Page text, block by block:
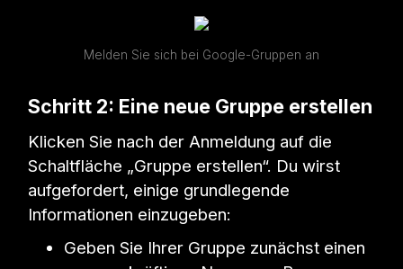
Melden Sie sich bei Google-Gruppen an
Schritt 2: Eine neue Gruppe erstellen
Klicken Sie nach der Anmeldung auf die
Schaltfläche „Gruppe erstellen“. Du wirst
aufgefordert, einige grundlegende
Informationen einzugeben:
Geben Sie Ihrer Gruppe zunächst einen